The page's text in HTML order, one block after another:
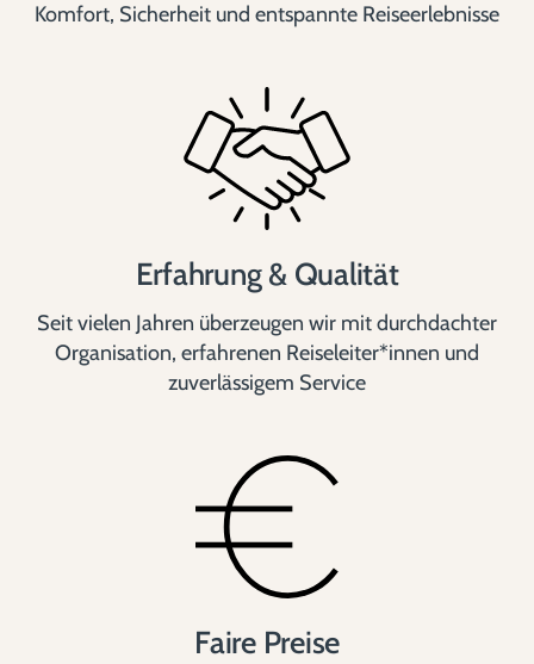
Komfort, Sicherheit und entspannte Reiseerlebnisse
Erfahrung & Qualität
Seit vielen Jahren überzeugen wir mit durchdachter
Organisation, erfahrenen Reiseleiter*innen und
zuverlässigem Service
Faire Preise